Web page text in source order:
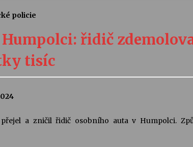
a Sukuba Ensemble
4. 8. 2026
na integrační festival
šedesátka: 28. 7.–1. 8.
7. 2026
koncerty ve Stromovce: Rufus
policie
řidič
tisíc
a zničil řidič osobního auta v Humpolci.